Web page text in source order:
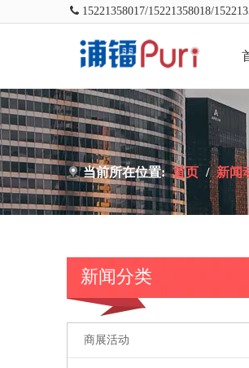
 15221358017/15221358018/
当前所在位置: 首页 / 新闻
新闻分类
商展活动